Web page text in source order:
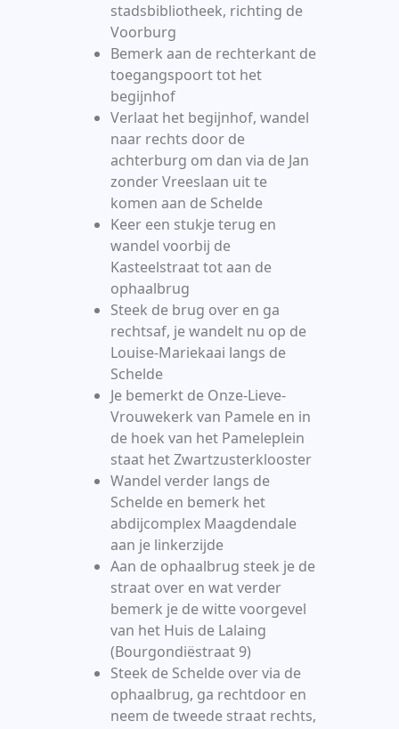
stadsbibliotheek, richting de
Voorburg
Bemerk aan de rechterkant de
toegangspoort tot het
begijnhof
Verlaat het begijnhof, wandel
naar rechts door de
achterburg om dan via de Jan
zonder Vreeslaan uit te
komen aan de Schelde
Keer een stukje terug en
wandel voorbij de
Kasteelstraat tot aan de
ophaalbrug
Steek de brug over en ga
rechtsaf, je wandelt nu op de
Louise-Mariekaai langs de
Schelde
Je bemerkt de Onze-Lieve-
Vrouwekerk van Pamele en in
de hoek van het Pameleplein
staat het Zwartzusterklooster
Wandel verder langs de
Schelde en bemerk het
abdijcomplex Maagdendale
aan je linkerzijde
Aan de ophaalbrug steek je de
straat over en wat verder
bemerk je de witte voorgevel
van het Huis de Lalaing
(Bourgondiëstraat 9)
Steek de Schelde over via de
ophaalbrug, ga rechtdoor en
neem de tweede straat rechts,